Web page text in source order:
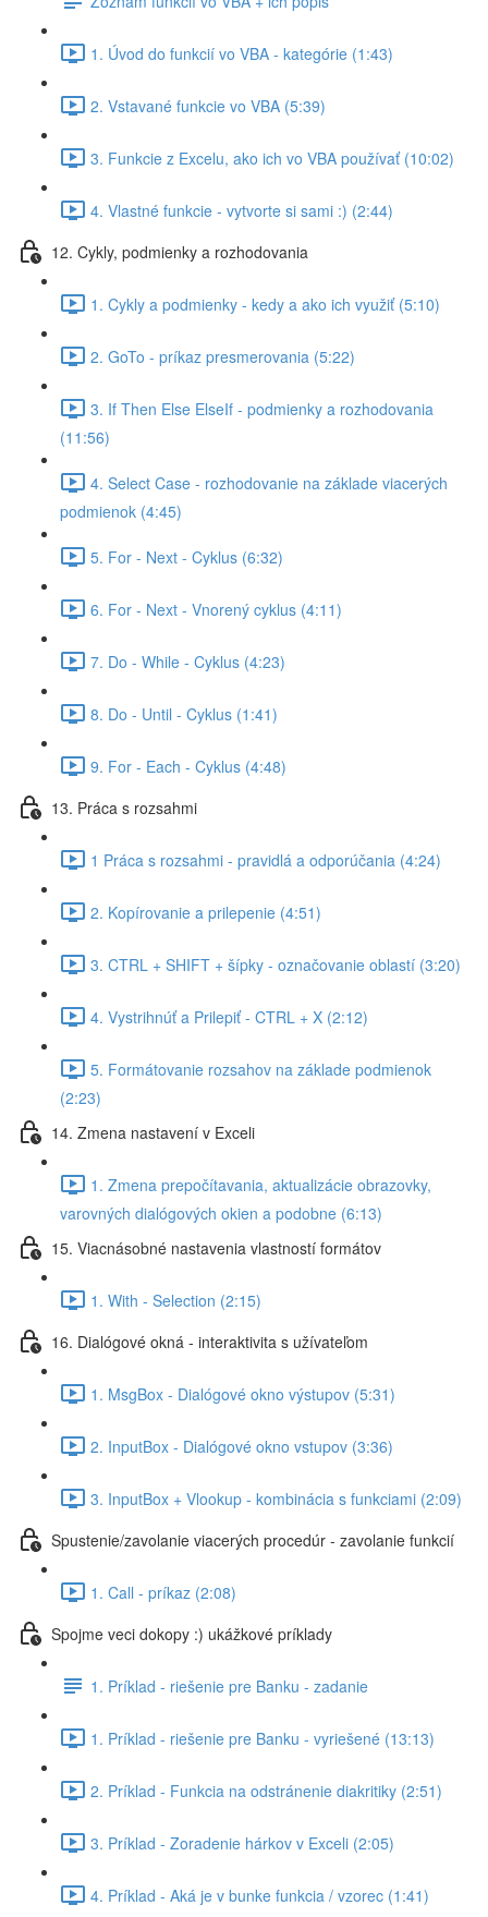
1. Úvod do funkcií vo VBA - kategórie (1:43)
2. Vstavané funkcie vo VBA (5:39)
3. Funkcie z Excelu, ako ich vo VBA používať (10:02)
4. Vlastné funkcie - vytvorte si sami :) (2:44)
12. Cykly, podmienky a rozhodovania
1. Cykly a podmienky - kedy a ako ich využiť (5:10)
2. GoTo - príkaz presmerovania (5:22)
3. If Then Else ElseIf - podmienky a rozhodovania
(11:56)
4. Select Case - rozhodovanie na základe viacerých
podmienok (4:45)
5. For - Next - Cyklus (6:32)
6. For - Next - Vnorený cyklus (4:11)
7. Do - While - Cyklus (4:23)
8. Do - Until - Cyklus (1:41)
9. For - Each - Cyklus (4:48)
13. Práca s rozsahmi
1 Práca s rozsahmi - pravidlá a odporúčania (4:24)
2. Kopírovanie a prilepenie (4:51)
3. CTRL + SHIFT + šípky - označovanie oblastí (3:20)
4. Vystrihnúť a Prilepiť - CTRL + X (2:12)
5. Formátovanie rozsahov na základe podmienok
(2:23)
14. Zmena nastavení v Exceli
1. Zmena prepočítavania, aktualizácie obrazovky,
varovných dialógových okien a podobne (6:13)
15. Viacnásobné nastavenia vlastností formátov
1. With - Selection (2:15)
16. Dialógové okná - interaktivita s užívateľom
1. MsgBox - Dialógové okno výstupov (5:31)
2. InputBox - Dialógové okno vstupov (3:36)
3. InputBox + Vlookup - kombinácia s funkciami (2:09)
Spustenie/zavolanie viacerých procedúr - zavolanie funkcií
1. Call - príkaz (2:08)
Spojme veci dokopy :) ukážkové príklady
1. Príklad - riešenie pre Banku - zadanie
1. Príklad - riešenie pre Banku - vyriešené (13:13)
2. Príklad - Funkcia na odstránenie diakritiky (2:51)
3. Príklad - Zoradenie hárkov v Exceli (2:05)
4. Príklad - Aká je v bunke funkcia / vzorec (1:41)